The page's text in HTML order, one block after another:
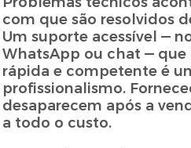
com que são resolvidos
Um suporte acessível —
WhatsApp ou chat —
rápida e competente é
profissionalismo.
desaparecem após a
a todo o custo.